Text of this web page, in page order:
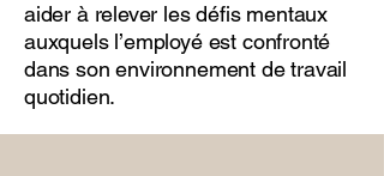
aider à relever les défis mentaux
auxquels l’employé est confronté
dans son environnement de travail
quotidien.